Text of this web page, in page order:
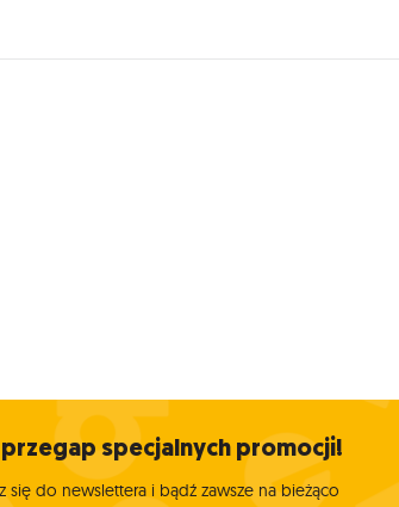
specjalnych promocji!
się do newslettera i bądź zawsze na bieżąco